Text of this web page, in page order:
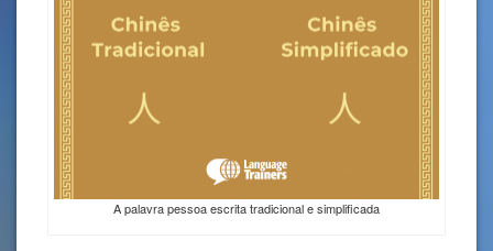
A palavra pessoa escrita tradicional e simplificada